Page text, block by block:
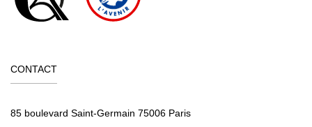
CONTACT
85 boulevard Saint-Germain 75006 Paris